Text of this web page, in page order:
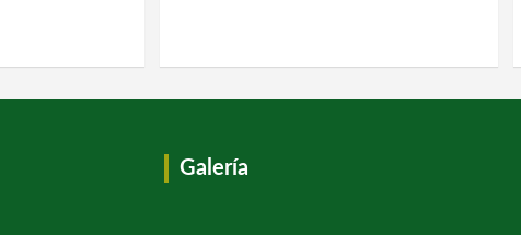
Galería